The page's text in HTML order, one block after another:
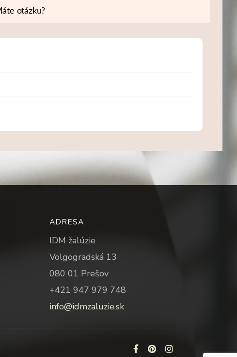
otázku?
ADRESA
IDM žalúzie
Volgogradská 13
080 01 Prešov
+421 947 979 748
info@idmzaluzie.sk